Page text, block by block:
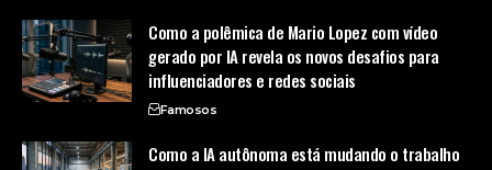
Como a polêmica de Mario Lopez com vídeo
gerado por IA revela os novos desafios para
influenciadores e redes sociais
Famosos
Como a IA autônoma está mudando o trabalho